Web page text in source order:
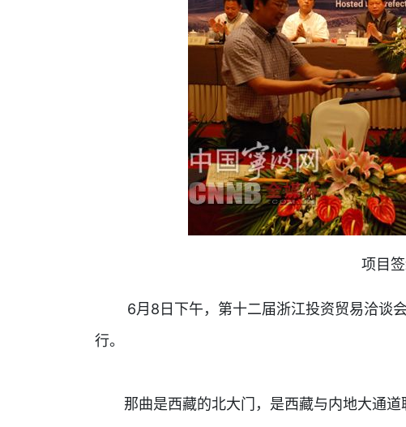
项目
6月8日下午，第十二届浙江投资贸易洽谈会
行。
那曲是西藏的北大门，是西藏与内地大通道